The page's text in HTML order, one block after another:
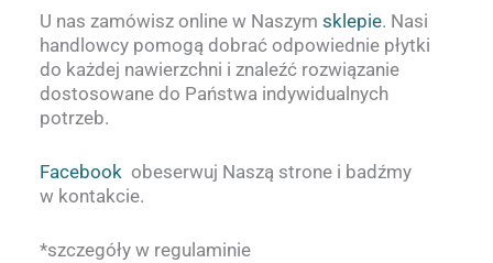
U nas zamówisz online w Naszymsklepie. Nasi
handlowcy pomogą dobrać odpowiednie płytki
do każdej nawierzchni i znaleźć rozwiązanie
dostosowane do Państwa indywidualnych
potrzeb.
Facebookobeserwuj Naszą strone i badźmy
w kontakcie.
*szczegóły w regulaminie